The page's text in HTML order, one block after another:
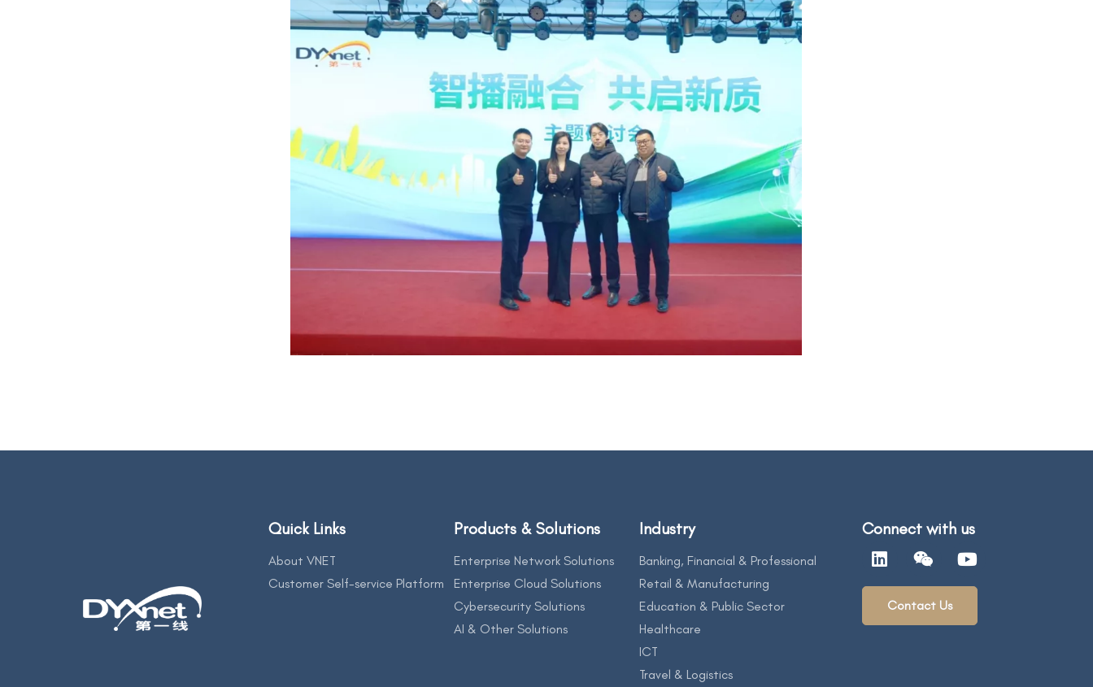
Quick Links
About VNET
Customer Self-service Platform
Products & Solutions
Enterprise Network Solutions
Enterprise Cloud Solutions
Cybersecurity Solutions
AI & Other Solutions
Industry
Banking, Financial & Professional
Retail & Manufacturing
Education & Public Sector
Healthcare
ICT
Travel & Logistics
Connect with us
Contact Us